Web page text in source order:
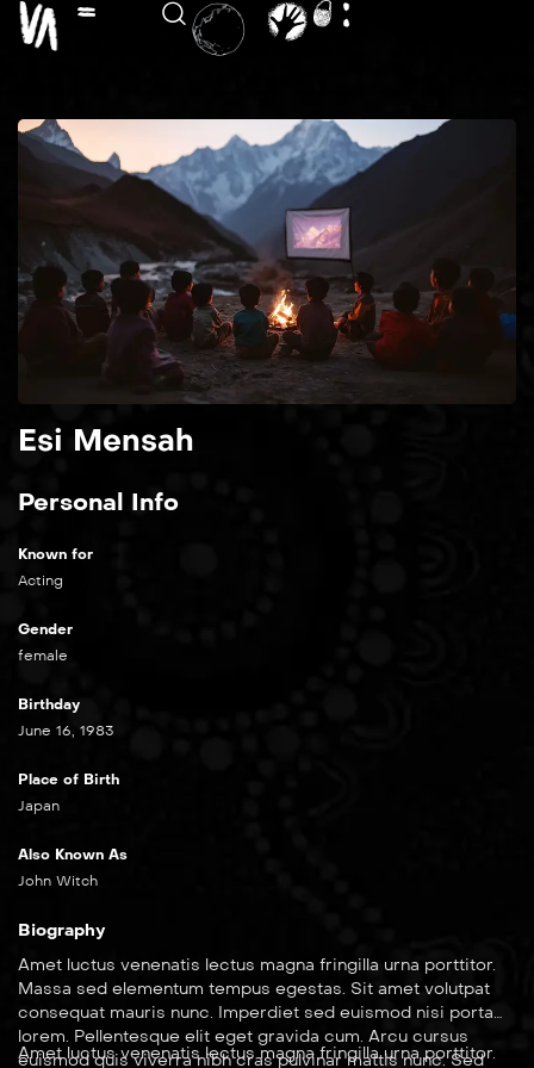
Esi Mensah
Personal Info
Known for
Acting
Gender
female
Birthday
June 16, 1983
Place of Birth
Japan
Also Known As
John Witch
Biography
Amet luctus venenatis lectus magna fringilla urna porttitor.
Massa sed elementum tempus egestas. Sit amet volutpat
consequat mauris nunc. Imperdiet sed euismod nisi porta
lorem. Pellentesque elit eget gravida cum. Arcu cursus
euismod quis viverra nibh cras pulvinar mattis nunc. Sed
Amet luctus venenatis lectus magna fringilla urna porttitor.